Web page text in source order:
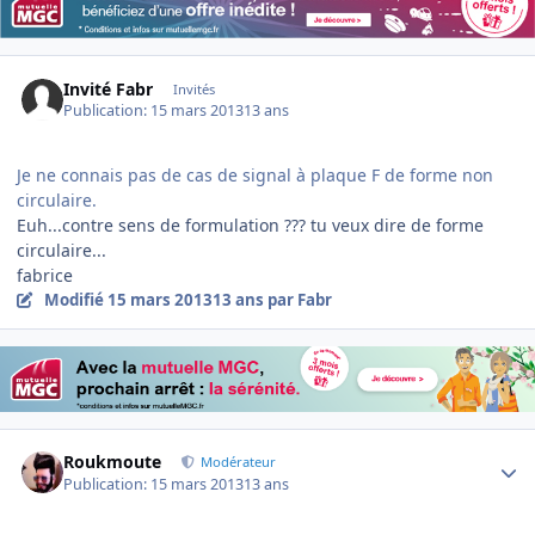
Invité Fabr Invités
Publication: 15 mars 201313 ans
Je ne connais pas de cas de signal à plaque F de forme non
circulaire.
Euh...contre sens de formulation ??? tu veux dire de forme
circulaire...
fabrice
Modifié 15 mars 201313 ans par Fabr
Roukmoute Modérateur
Publication: 15 mars 201313 ans